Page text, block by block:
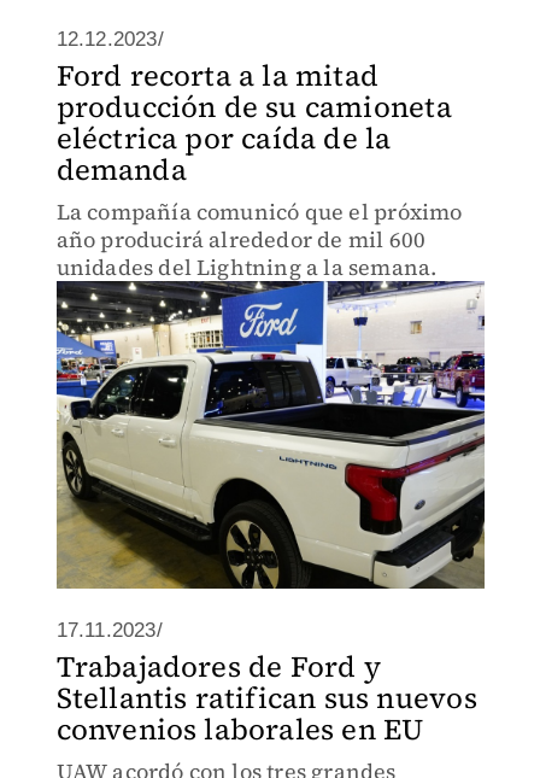
12.12.2023/
Ford recorta a la mitad
producción de su camioneta
eléctrica por caída de la
demanda
La compañía comunicó que el próximo
año producirá alrededor de mil 600
unidades del Lightning a la semana.
17.11.2023/
Trabajadores de Ford y
Stellantis ratifican sus nuevos
convenios laborales en EU
UAW acordó con los tres grandes